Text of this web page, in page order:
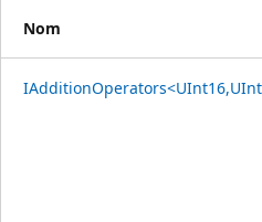
Nom